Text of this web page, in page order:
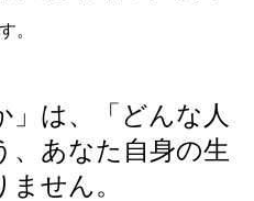
。
」は、「どんな人
、あなた自身の生
せん。